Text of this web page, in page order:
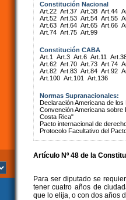
Constitución Nacional
Art.22 Art.37 Art.38 Art.44
Art.52 Art.53 Art.54 Art.55
Art.63 Art.64 Art.65 Art.66
Art.74 Art.75 Art.99
Constitución CABA
Art.1
Art.3 Art.6 Art.11
Art.62 Art.70 Art.73 Art.74
Art.82 Art.83 Art.84 Art.92
Art.100 Art.101 Art.136
Normas Supranacionales:
Declaración Americana de
Convención Americana
Costa Rica"
Pacto internacional de
Protocolo Facultativo del
Artículo Nº 48 de la
Para ser diputado se
tener cuatro años de
que lo elija, o con dos años